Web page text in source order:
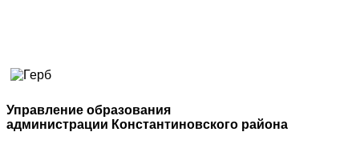
Управление образования
администрации Константиновского района